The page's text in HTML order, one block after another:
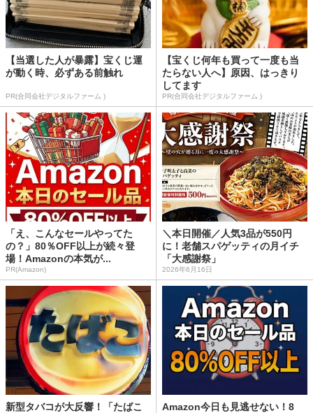
【当選した人が暴露】宝くじ運
が動く時、必ずある前触れ
PR(合同会社デジタルファーム )
【宝くじ何年も買って一度も当
たらない人へ】原因、はっきり
してます
PR(合同会社デジタルファーム )
「え、こんなセールやってた
の？」80％OFF以上が続々登
場！Amazonの本気が...
PR(Amazon)
＼本日開催／人気3品が550円
に！老舗スパゲッティの月イチ
「大感謝祭」
2026年6月16日
新型タバコが大反響！「たばこ
Amazon今日も見逃せない！8